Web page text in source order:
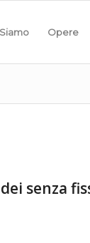
Opere
senza